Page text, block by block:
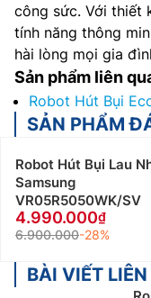
công sức. Với thiết
tính năng thông
hài lòng mọi gia
Sản phẩm liên
Robot Hút Bụi
SẢN PHẨM
Robot Hút Bụi Lau
Samsung
VR05R5050WK/SV
4.990.000
6.900.000-28%
BÀI VIẾT